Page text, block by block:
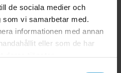
de sociala medier och
vi samarbetar med.
informationen med annan
eller som de har
deras tjänster.